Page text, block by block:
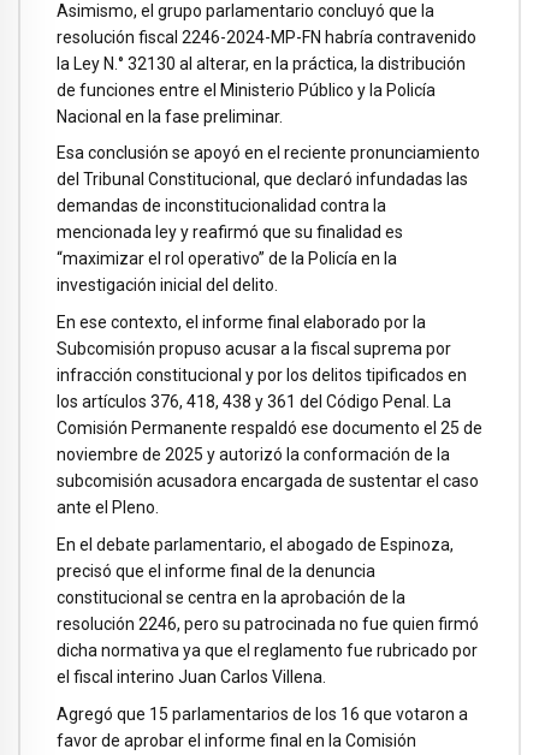
Asimismo, el grupo parlamentario concluyó que la
resolución fiscal 2246-2024-MP-FN habría contravenido
la Ley N.° 32130 al alterar, en la práctica, la distribución
de funciones entre el Ministerio Público y la Policía
Nacional en la fase preliminar.
Esa conclusión se apoyó en el reciente pronunciamiento
del Tribunal Constitucional, que declaró infundadas las
demandas de inconstitucionalidad contra la
mencionada ley y reafirmó que su finalidad es
“maximizar el rol operativo” de la Policía en la
investigación inicial del delito.
En ese contexto, el informe final elaborado por la
Subcomisión propuso acusar a la fiscal suprema por
infracción constitucional y por los delitos tipificados en
los artículos 376, 418, 438 y 361 del Código Penal. La
Comisión Permanente respaldó ese documento el 25 de
noviembre de 2025 y autorizó la conformación de la
subcomisión acusadora encargada de sustentar el caso
ante el Pleno.
En el debate parlamentario, el abogado de Espinoza,
precisó que el informe final de la denuncia
constitucional se centra en la aprobación de la
resolución 2246, pero su patrocinada no fue quien firmó
dicha normativa ya que el reglamento fue rubricado por
el fiscal interino Juan Carlos Villena.
Agregó que 15 parlamentarios de los 16 que votaron a
favor de aprobar el informe final en la Comisión